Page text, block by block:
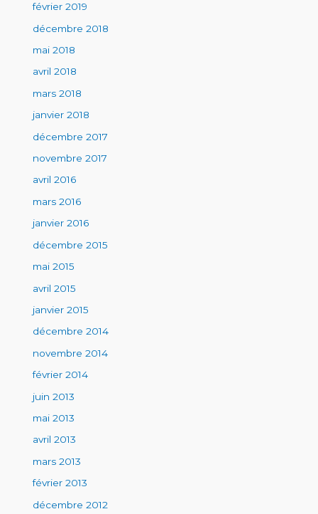
février 2019
décembre 2018
mai 2018
avril 2018
mars 2018
janvier 2018
décembre 2017
novembre 2017
avril 2016
mars 2016
janvier 2016
décembre 2015
mai 2015
avril 2015
janvier 2015
décembre 2014
novembre 2014
février 2014
juin 2013
mai 2013
avril 2013
mars 2013
février 2013
décembre 2012